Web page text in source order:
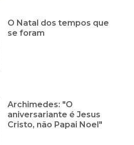
O Natal dos tempos que
se foram
Archimedes: "O
aniversariante é Jesus
Cristo, não Papai Noel"